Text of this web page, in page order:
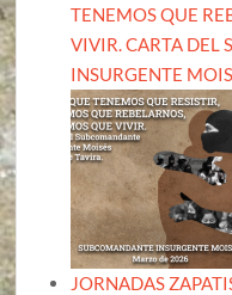
TENEMOS QUE
VIVIR. CARTA DEL
INSURGENTE
JORNADAS